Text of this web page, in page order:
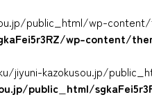
public_html/wp-
wp-content/
jiyuni-kazokusou.jp/
public_html/